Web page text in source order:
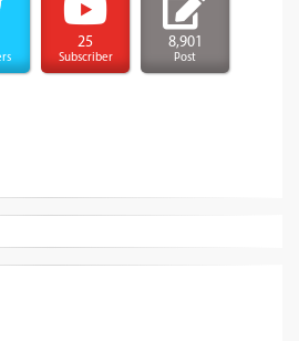
25
Subscriber
8,901
Post